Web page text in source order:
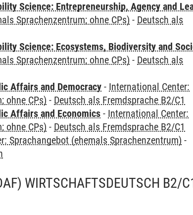
Science: Entrepreneurship, Agency and
Sprachenzentrum; ohne CPs) - Deutsch als
Science: Ecosystems, Biodiversity and
Sprachenzentrum; ohne CPs) - Deutsch als
Affairs and Democracy - International Center:
ohne CPs) - Deutsch als Fremdsprache B2/C1
Affairs and Economics - International Center:
ohne CPs) - Deutsch als Fremdsprache B2/C1
Sprachangebot (ehemals Sprachenzentrum) -
WIRTSCHAFTSDEUTSCH B2/